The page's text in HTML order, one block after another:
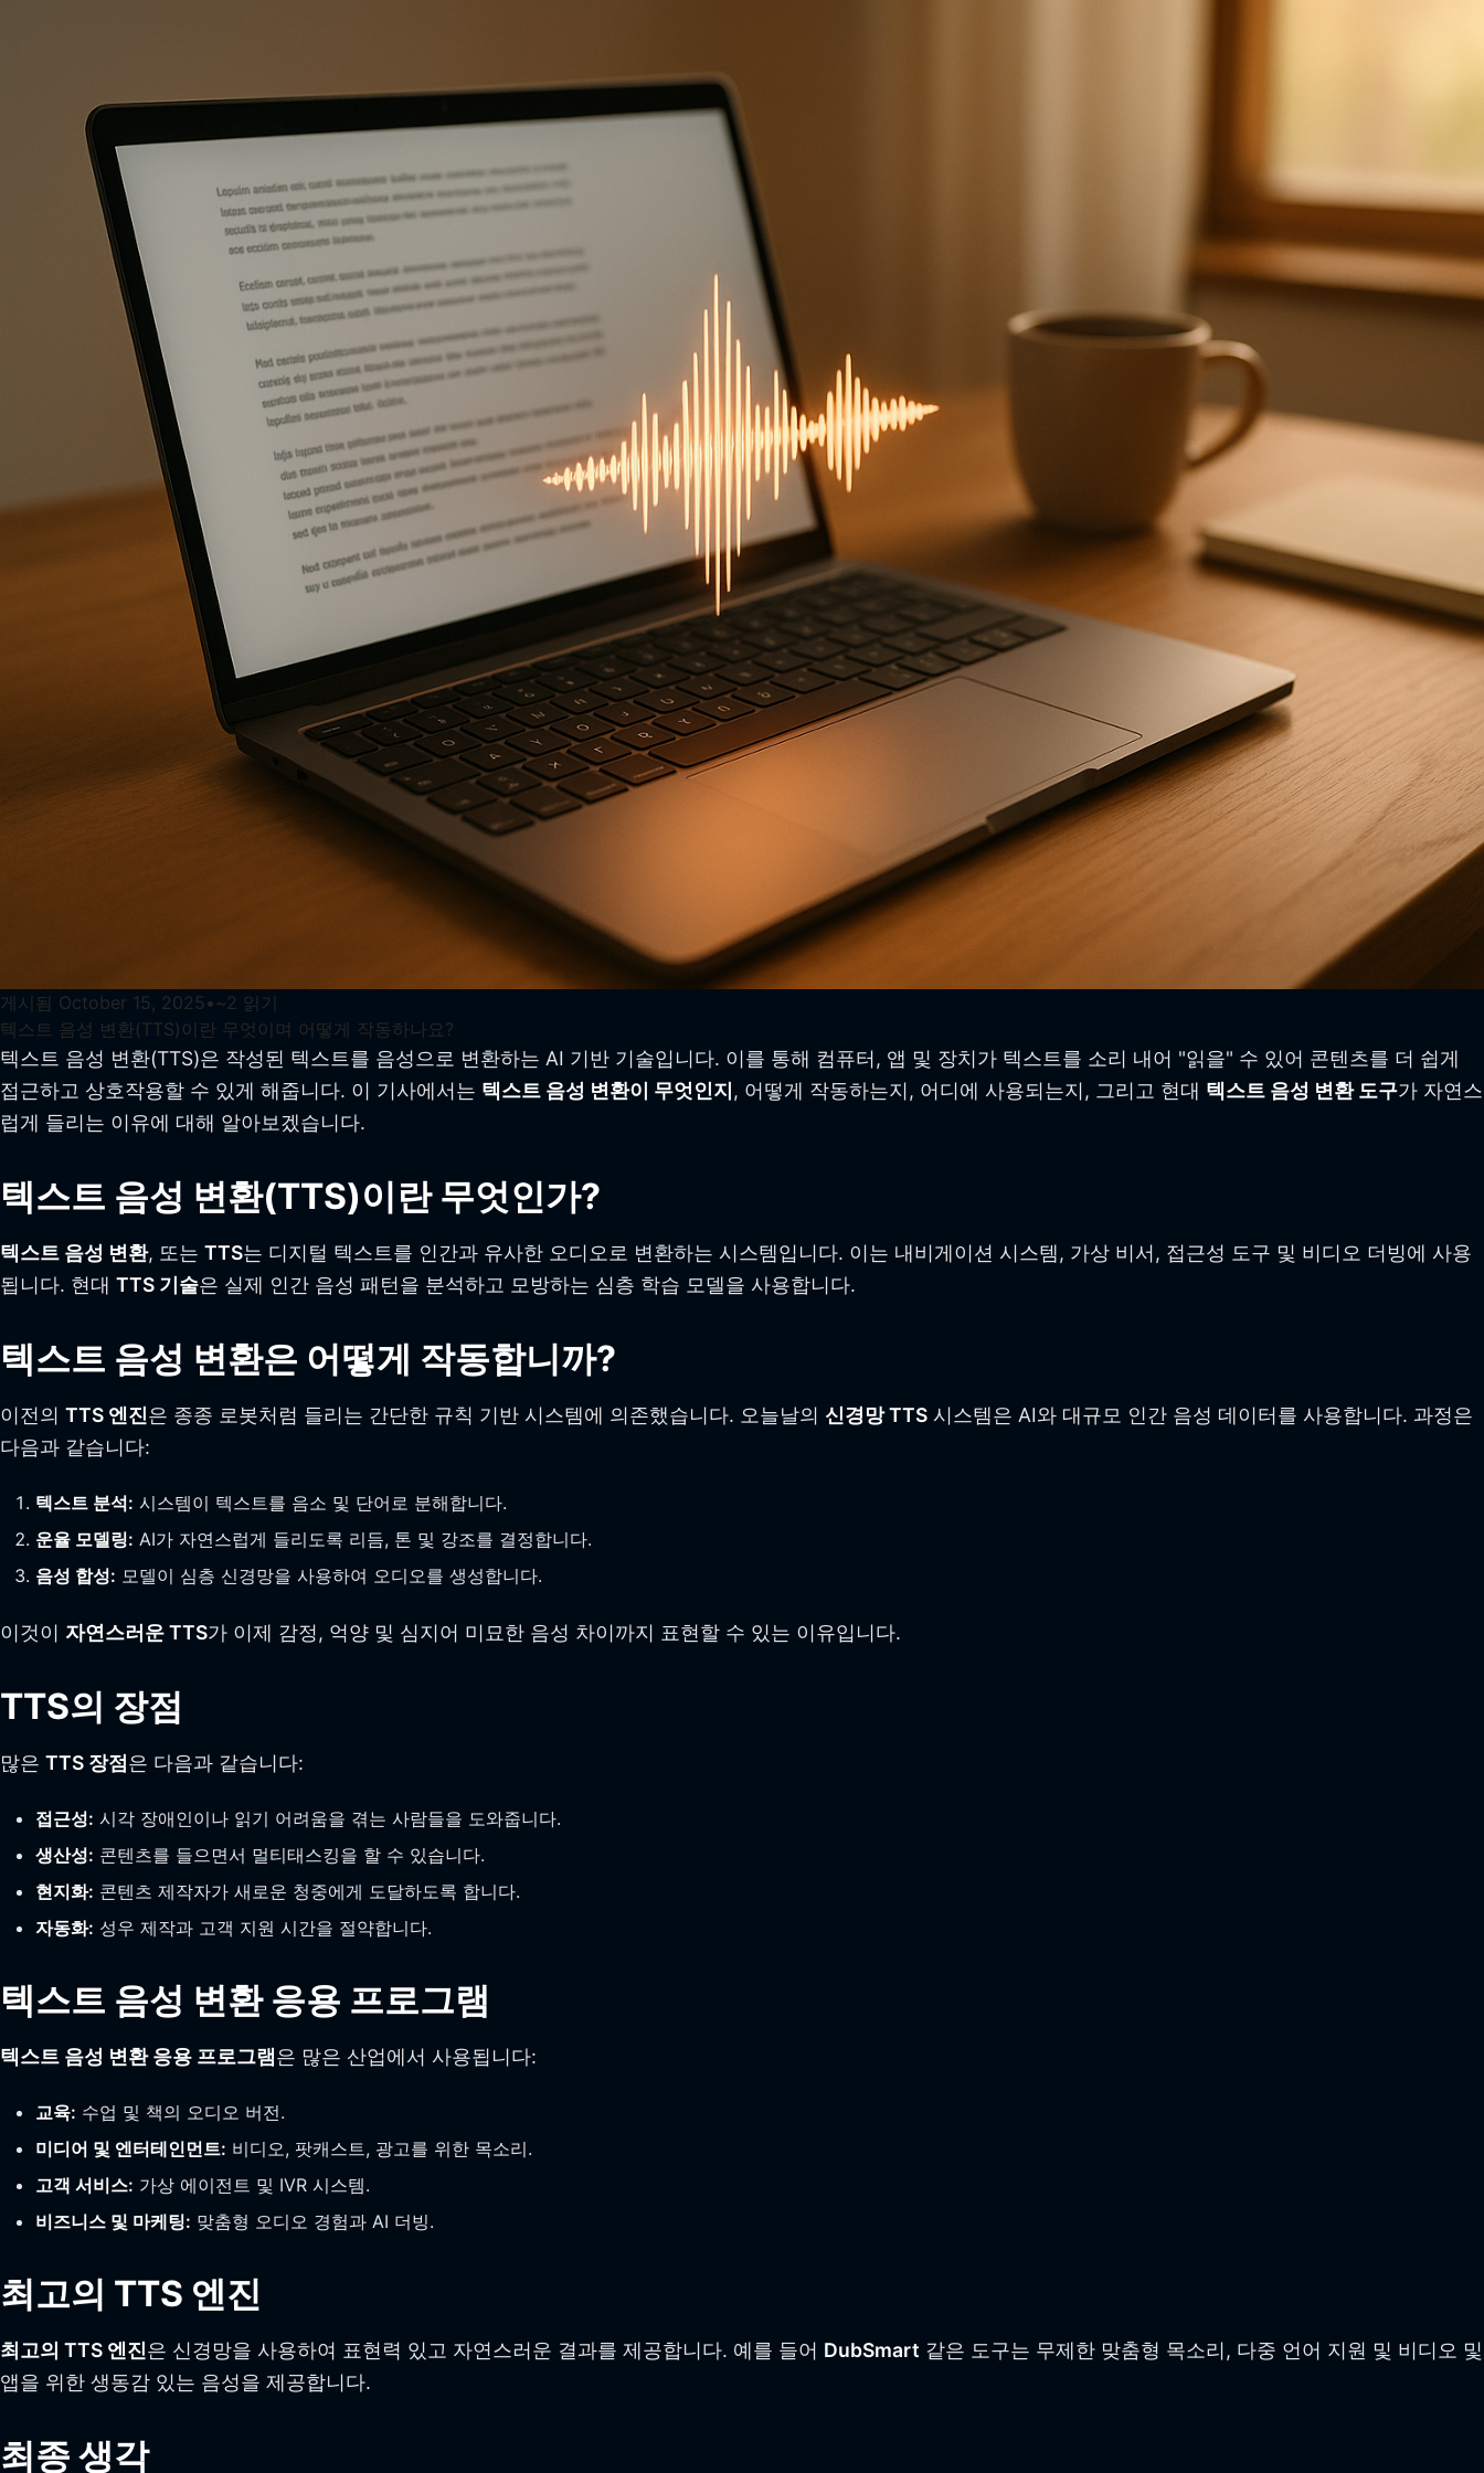
게시됨 October 15, 2025 • ~2 읽기
텍스트 음성 변환(TTS)이란 무엇이며 어떻게 작동하나요?
텍스트 음성 변환(TTS)은 작성된 텍스트를 음성으로 변환하는 AI 기반 기술입니다. 이를 통해 컴퓨터, 앱 및 장치가 텍스트를 소리 내어 "읽을" 수 있어 콘텐츠를 더 쉽게
접근하고 상호작용할 수 있게 해줍니다. 이 기사에서는 텍스트 음성 변환이 무엇인지 , 어떻게 작동하는지, 어디에 사용되는지, 그리고 현대 텍스트 음성 변환 도구가 자연스
럽게 들리는 이유에 대해 알아보겠습니다.
텍스트 음성 변환(TTS)이란 무엇인가?
텍스트 음성 변환, 또는 TTS는 디지털 텍스트를 인간과 유사한 오디오로 변환하는 시스템입니다. 이는 내비게이션 시스템, 가상 비서, 접근성 도구 및 비디오 더빙에 사용
됩니다. 현대 TTS 기술은 실제 인간 음성 패턴을 분석하고 모방하는 심층 학습 모델을 사용합니다.
텍스트 음성 변환은 어떻게 작동합니까?
이전의 TTS 엔진은 종종 로봇처럼 들리는 간단한 규칙 기반 시스템에 의존했습니다. 오늘날의 신경망 TTS 시스템은 AI와 대규모 인간 음성 데이터를 사용합니다. 과정은
다음과 같습니다:
텍스트 분석: 시스템이 텍스트를 음소 및 단어로 분해합니다.
운율 모델링: AI가 자연스럽게 들리도록 리듬, 톤 및 강조를 결정합니다.
음성 합성: 모델이 심층 신경망을 사용하여 오디오를 생성합니다.
이것이 자연스러운 TTS가 이제 감정, 억양 및 심지어 미묘한 음성 차이까지 표현할 수 있는 이유입니다.
TTS의 장점
많은 TTS 장점은 다음과 같습니다:
접근성: 시각 장애인이나 읽기 어려움을 겪는 사람들을 도와줍니다.
생산성: 콘텐츠를 들으면서 멀티태스킹을 할 수 있습니다.
현지화: 콘텐츠 제작자가 새로운 청중에게 도달하도록 합니다.
자동화: 성우 제작과 고객 지원 시간을 절약합니다.
텍스트 음성 변환 응용 프로그램
텍스트 음성 변환 응용 프로그램은 많은 산업에서 사용됩니다:
교육: 수업 및 책의 오디오 버전.
미디어 및 엔터테인먼트: 비디오, 팟캐스트, 광고를 위한 목소리.
고객 서비스: 가상 에이전트 및 IVR 시스템.
비즈니스 및 마케팅: 맞춤형 오디오 경험과 AI 더빙.
최고의 TTS 엔진
최고의 TTS 엔진은 신경망을 사용하여 표현력 있고 자연스러운 결과를 제공합니다. 예를 들어 DubSmart 같은 도구는 무제한 맞춤형 목소리, 다중 언어 지원 및 비디오 및
앱을 위한 생동감 있는 음성을 제공합니다.
최종 생각